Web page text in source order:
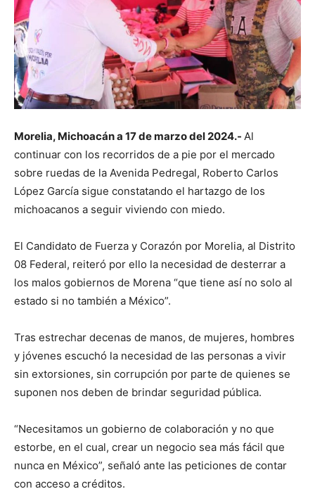
Morelia, Michoacán a 17 de marzo del 2024.- Al
continuar con los recorridos de a pie por el mercado
sobre ruedas de la Avenida Pedregal, Roberto Carlos
López García sigue constatando el hartazgo de los
michoacanos a seguir viviendo con miedo.
El Candidato de Fuerza y Corazón por Morelia, al Distrito
08 Federal, reiteró por ello la necesidad de desterrar a
los malos gobiernos de Morena “que tiene así no solo al
estado si no también a México”.
Tras estrechar decenas de manos, de mujeres, hombres
y jóvenes escuchó la necesidad de las personas a vivir
sin extorsiones, sin corrupción por parte de quienes se
suponen nos deben de brindar seguridad pública.
“Necesitamos un gobierno de colaboración y no que
estorbe, en el cual, crear un negocio sea más fácil que
nunca en México”, señaló ante las peticiones de contar
con acceso a créditos.